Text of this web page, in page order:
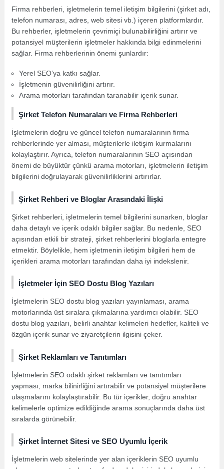
Firma rehberleri, işletmelerin temel iletişim bilgilerini (şirket adı,
telefon numarası, adres, web sitesi vb.) içeren platformlardır.
Bu rehberler, işletmelerin çevrimiçi bulunabilirliğini artırır ve
potansiyel müşterilerin işletmeler hakkında bilgi edinmelerini
sağlar. Firma rehberlerinin önemi şunlardır:
Yerel SEO’ya katkı sağlar.
İşletmenin güvenilirliğini artırır.
Arama motorları tarafından taranabilir içerik sunar.
Şirket Telefon Numaraları ve Firma Rehberleri
İşletmelerin doğru ve güncel telefon numaralarının firma
rehberlerinde yer alması, müşterilerle iletişim kurmalarını
kolaylaştırır. Ayrıca, telefon numaralarının SEO açısından
önemi de büyüktür çünkü arama motorları, işletmelerin iletişim
bilgilerini doğrulayarak güvenilirliklerini artırırlar.
Şirket Rehberi ve Bloglar Arasındaki İlişki
Şirket rehberleri, işletmelerin temel bilgilerini sunarken, bloglar
daha detaylı ve içerik odaklı bilgiler sağlar. Bu nedenle, SEO
açısından etkili bir strateji, şirket rehberlerini bloglarla entegre
etmektir. Böylelikle, hem işletmenin iletişim bilgileri hem de
içerikleri arama motorları tarafından daha iyi indekslenir.
İşletmeler İçin SEO Dostu Blog Yazıları
İşletmelerin SEO dostu blog yazıları yayınlaması, arama
motorlarında üst sıralara çıkmalarına yardımcı olabilir. SEO
dostu blog yazıları, belirli anahtar kelimeleri hedefler, kaliteli ve
özgün içerik sunar ve ziyaretçilerin ilgisini çeker.
Şirket Reklamları ve Tanıtımları
İşletmelerin SEO odaklı şirket reklamları ve tanıtımları
yapması, marka bilinirliğini artırabilir ve potansiyel müşterilere
ulaşmalarını kolaylaştırabilir. Bu tür içerikler, doğru anahtar
kelimelerle optimize edildiğinde arama sonuçlarında daha üst
sıralarda görünebilir.
Şirket İnternet Sitesi ve SEO Uyumlu İçerik
İşletmelerin web sitelerinde yer alan içeriklerin SEO uyumlu